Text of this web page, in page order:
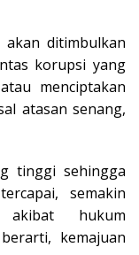
ditimbulkan
korupsi yang
menciptakan
atasan senang,
tinggi sehingga
semakin
akibat hukum
kemajuan